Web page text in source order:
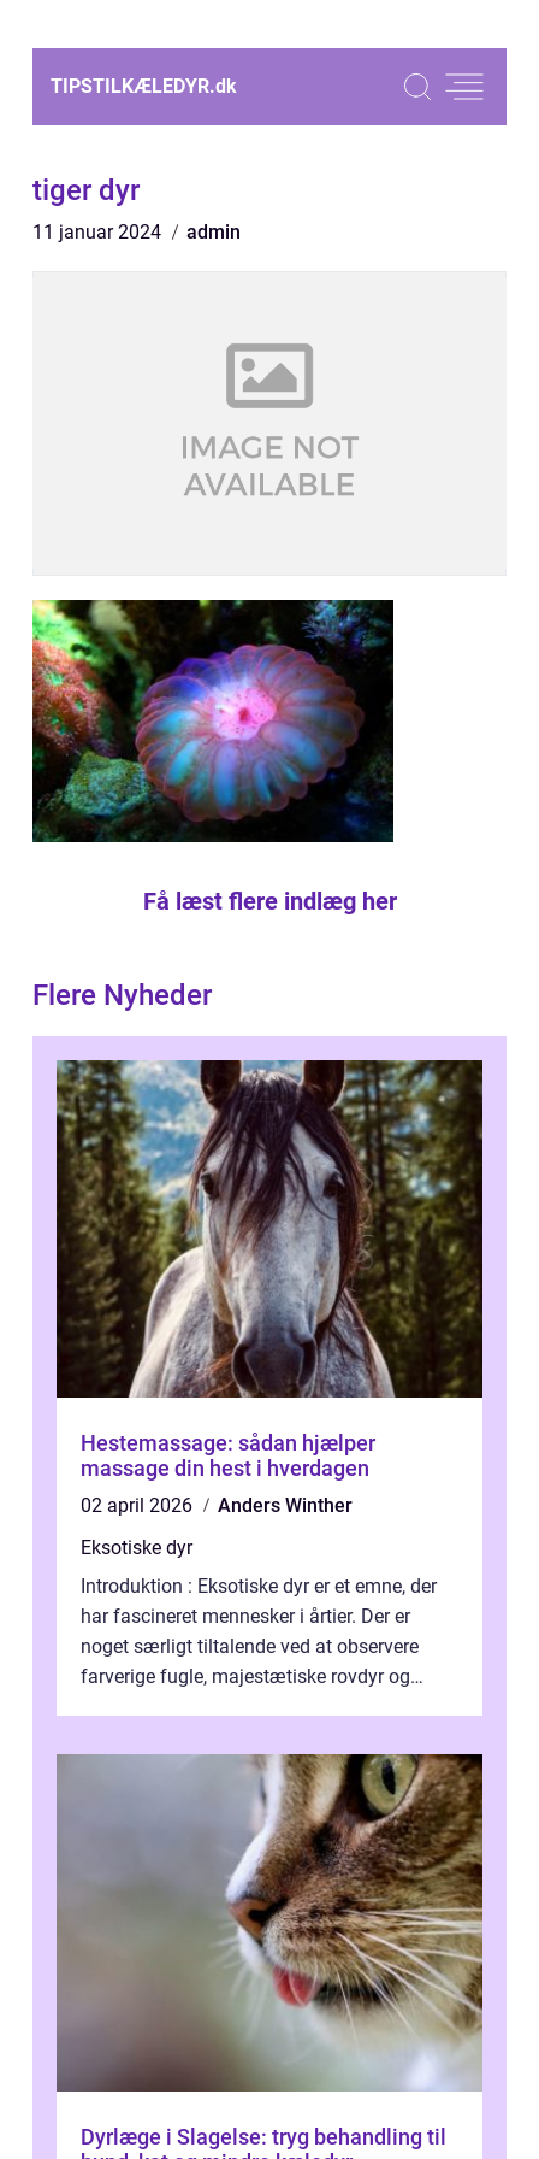
TIPSTILKÆLEDYR.dk
tiger dyr
11 januar 2024 admin
Få læst flere indlæg her
Flere Nyheder
Hestemassage: sådan hjælper
massage din hest i hverdagen
02 april 2026
Anders Winther
Eksotiske dyr
Introduktion : Eksotiske dyr er et emne, der
har fascineret mennesker i årtier. Der er
noget særligt tiltalende ved at observere
farverige fugle, majestætiske rovdyr og
Dyrlæge i Slagelse: tryg behandling til